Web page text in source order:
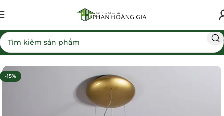
Trang chủ Máy hút mùi
-15%